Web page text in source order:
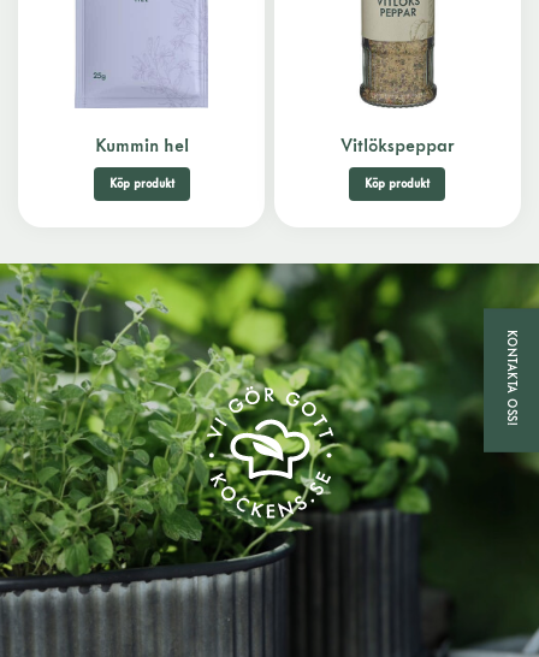
Kummin hel
Köp produkt
Vitlökspeppar
Köp produkt
KONTAKTA OSS!